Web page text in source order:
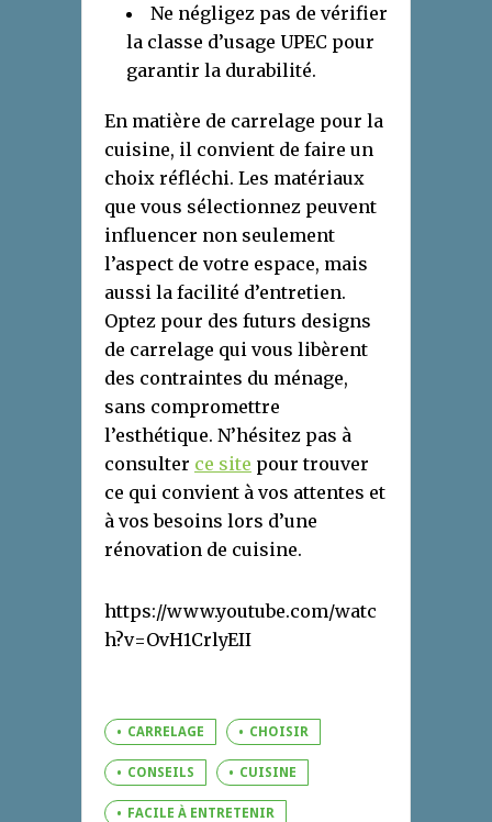
Ne négligez pas de vérifier
la classe d’usage UPEC pour
garantir la durabilité.
En matière de carrelage pour la
cuisine, il convient de faire un
choix réfléchi. Les matériaux
que vous sélectionnez peuvent
influencer non seulement
l’aspect de votre espace, mais
aussi la facilité d’entretien.
Optez pour des futurs designs
de carrelage qui vous libèrent
des contraintes du ménage,
sans compromettre
l’esthétique. N’hésitez pas à
consulter ce site pour trouver
ce qui convient à vos attentes et
à vos besoins lors d’une
rénovation de cuisine.
https://www.youtube.com/watc
h?v=OvH1CrlyEII
CARRELAGE CHOISIR
CONSEILS CUISINE
FACILE À ENTRETENIR